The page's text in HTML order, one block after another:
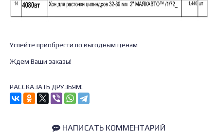
Успейте приобрести по выгодным ценам
Ждем Ваши заказы!
РАССКАЗАТЬ ДРУЗЬЯМ!
НАПИСАТЬ КОММЕНТАРИЙ